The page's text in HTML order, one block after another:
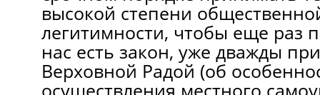
высокой степени
легитимности, чтобы еще раз
нас есть закон, уже дважды
Верховной Радой (об
осуществления местного